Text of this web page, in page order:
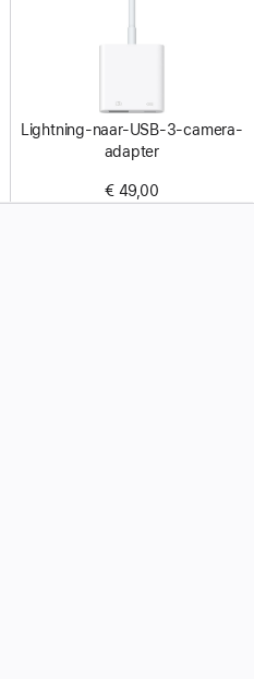
Lightning-naar-USB-3-camera-
adapter
€ 49,00